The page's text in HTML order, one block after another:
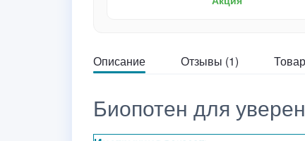
Описание Отзывы (1)
Биопотен для